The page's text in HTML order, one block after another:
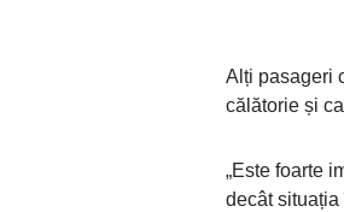
Alți pasageri
călătorie și
„Este foarte
decât